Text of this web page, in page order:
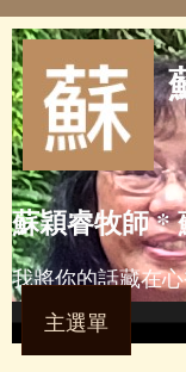
Skip to main content
蘇穎睿牧師 *
我將你的話藏在
主選單